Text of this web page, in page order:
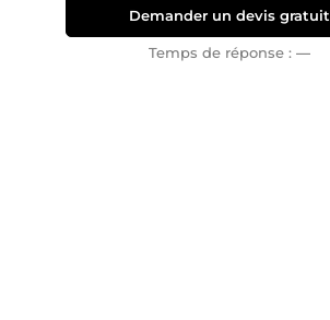
Demander un devis gratuit
Temps de réponse : —